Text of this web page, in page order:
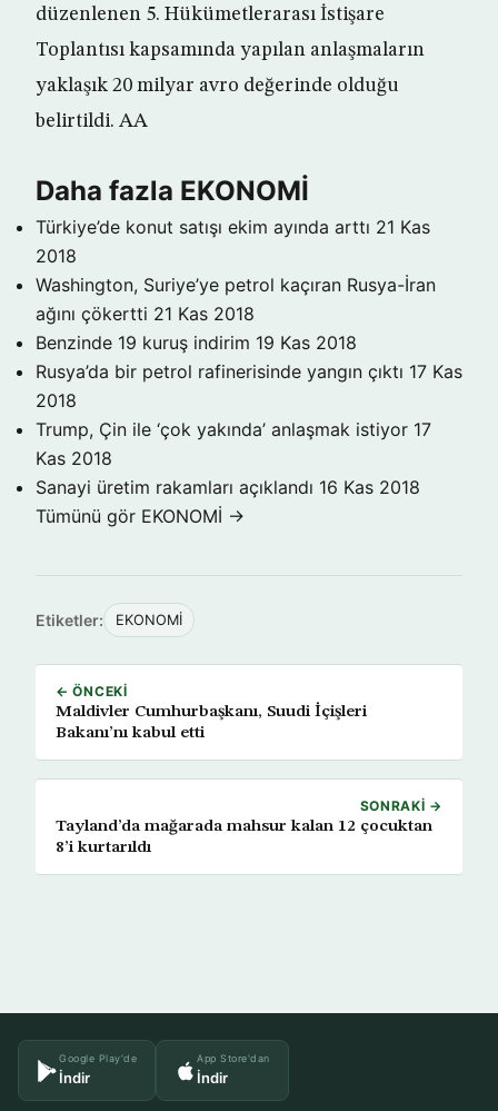
düzenlenen 5. Hükümetlerarası İstişare
Toplantısı kapsamında yapılan anlaşmaların
yaklaşık 20 milyar avro değerinde olduğu
belirtildi. AA
Daha fazla EKONOMİ
Türkiye’de konut satışı ekim ayında arttı 21 Kas
2018
Washington, Suriye’ye petrol kaçıran Rusya-İran
ağını çökertti 21 Kas 2018
Benzinde 19 kuruş indirim 19 Kas 2018
Rusya’da bir petrol rafinerisinde yangın çıktı 17 Kas
2018
Trump, Çin ile ‘çok yakında’ anlaşmak istiyor 17
Kas 2018
Sanayi üretim rakamları açıklandı 16 Kas 2018
Tümünü gör EKONOMİ →
Etiketler: EKONOMİ
← ÖNCEKI
Maldivler Cumhurbaşkanı, Suudi İçişleri
Bakanı’nı kabul etti
SONRAKI →
Tayland’da mağarada mahsur kalan 12 çocuktan
8’i kurtarıldı
Google Play'de
İndir
App Store'dan
İndir